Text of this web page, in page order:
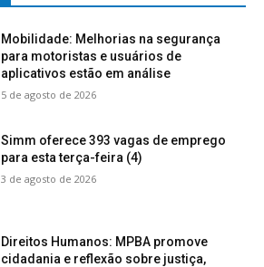
Mobilidade: Melhorias na segurança
para motoristas e usuários de
aplicativos estão em análise
5 de agosto de 2026
Simm oferece 393 vagas de emprego
para esta terça-feira (4)
3 de agosto de 2026
Direitos Humanos: MPBA promove
cidadania e reflexão sobre justiça,